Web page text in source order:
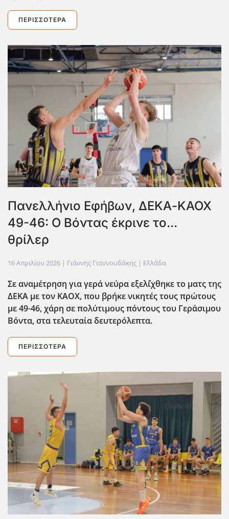
ΠΕΡΙΣΣΌΤΕΡΑ
Πανελλήνιο Εφήβων, ΔΕΚΑ-ΚΑΟΧ
49-46: Ο Βόντας έκρινε το...
θρίλερ
16 Απριλίου 2026 | Γιάννης Γιαννουδάκης | Ελλάδα
Σε αναμέτρηση για γερά νεύρα εξελ΄ίχθηκε το ματς της
ΔΕΚΑ με τον ΚΑΟΧ, που βρήκε νικητές τους πρώτους
με 49-46, χάρη σε πολύτιμους πόντους του Γεράσιμου
Βόντα, στα τελευταία δευτερόλεπτα.
ΠΕΡΙΣΣΌΤΕΡΑ